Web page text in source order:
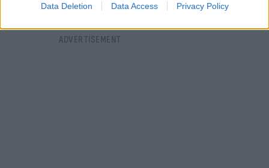
Data Deletion Data Access Privacy Policy